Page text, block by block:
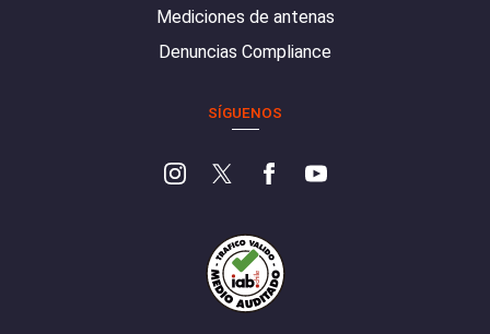
Mediciones de antenas
Denuncias Compliance
SÍGUENOS